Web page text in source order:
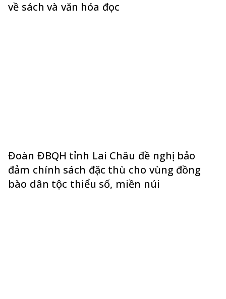
về sách và văn hóa đọc
Đoàn ĐBQH tỉnh Lai Châu đề nghị bảo
đảm chính sách đặc thù cho vùng đồng
bào dân tộc thiểu số, miền núi